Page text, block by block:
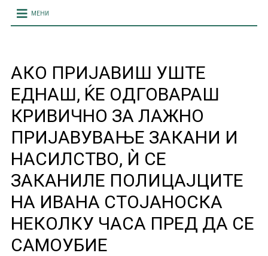
МЕНИ
АКО ПРИЈАВИШ УШТЕ
ЕДНАШ, ЌЕ ОДГОВАРАШ
КРИВИЧНО ЗА ЛАЖНО
ПРИЈАВУВАЊЕ ЗАКАНИ И
НАСИЛСТВО, Ѝ СЕ
ЗАКАНИЛЕ ПОЛИЦАЈЦИТЕ
НА ИВАНА СТОЈАНОСКА
НЕКОЛКУ ЧАСА ПРЕД ДА СЕ
САМОУБИЕ